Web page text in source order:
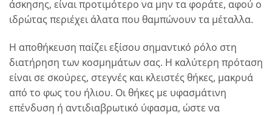
άσκησης, είναι προτιμότερο να μην τα φοράτε, αφού ο
ιδρώτας περιέχει άλατα που θαμπώνουν τα μέταλλα.
Η αποθήκευση παίζει εξίσου σημαντικό ρόλο στη
διατήρηση των κοσμημάτων σας. Η καλύτερη πρόταση
είναι σε σκούρες, στεγνές και κλειστές θήκες, μακρυά
από το φως του ήλιου. Οι θήκες με υφασμάτινη
επένδυση ή αντιδιαβρωτικό ύφασμα, ώστε να